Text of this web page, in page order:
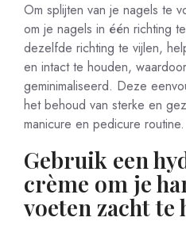
Om splijten van je nagels te
om je nagels in één richting
dezelfde richting te vijlen,
en intact te houden,
geminimaliseerd. Deze
het behoud van sterke en
manicure en pedicure routine.
Gebruik een
crème om je
voeten zacht te